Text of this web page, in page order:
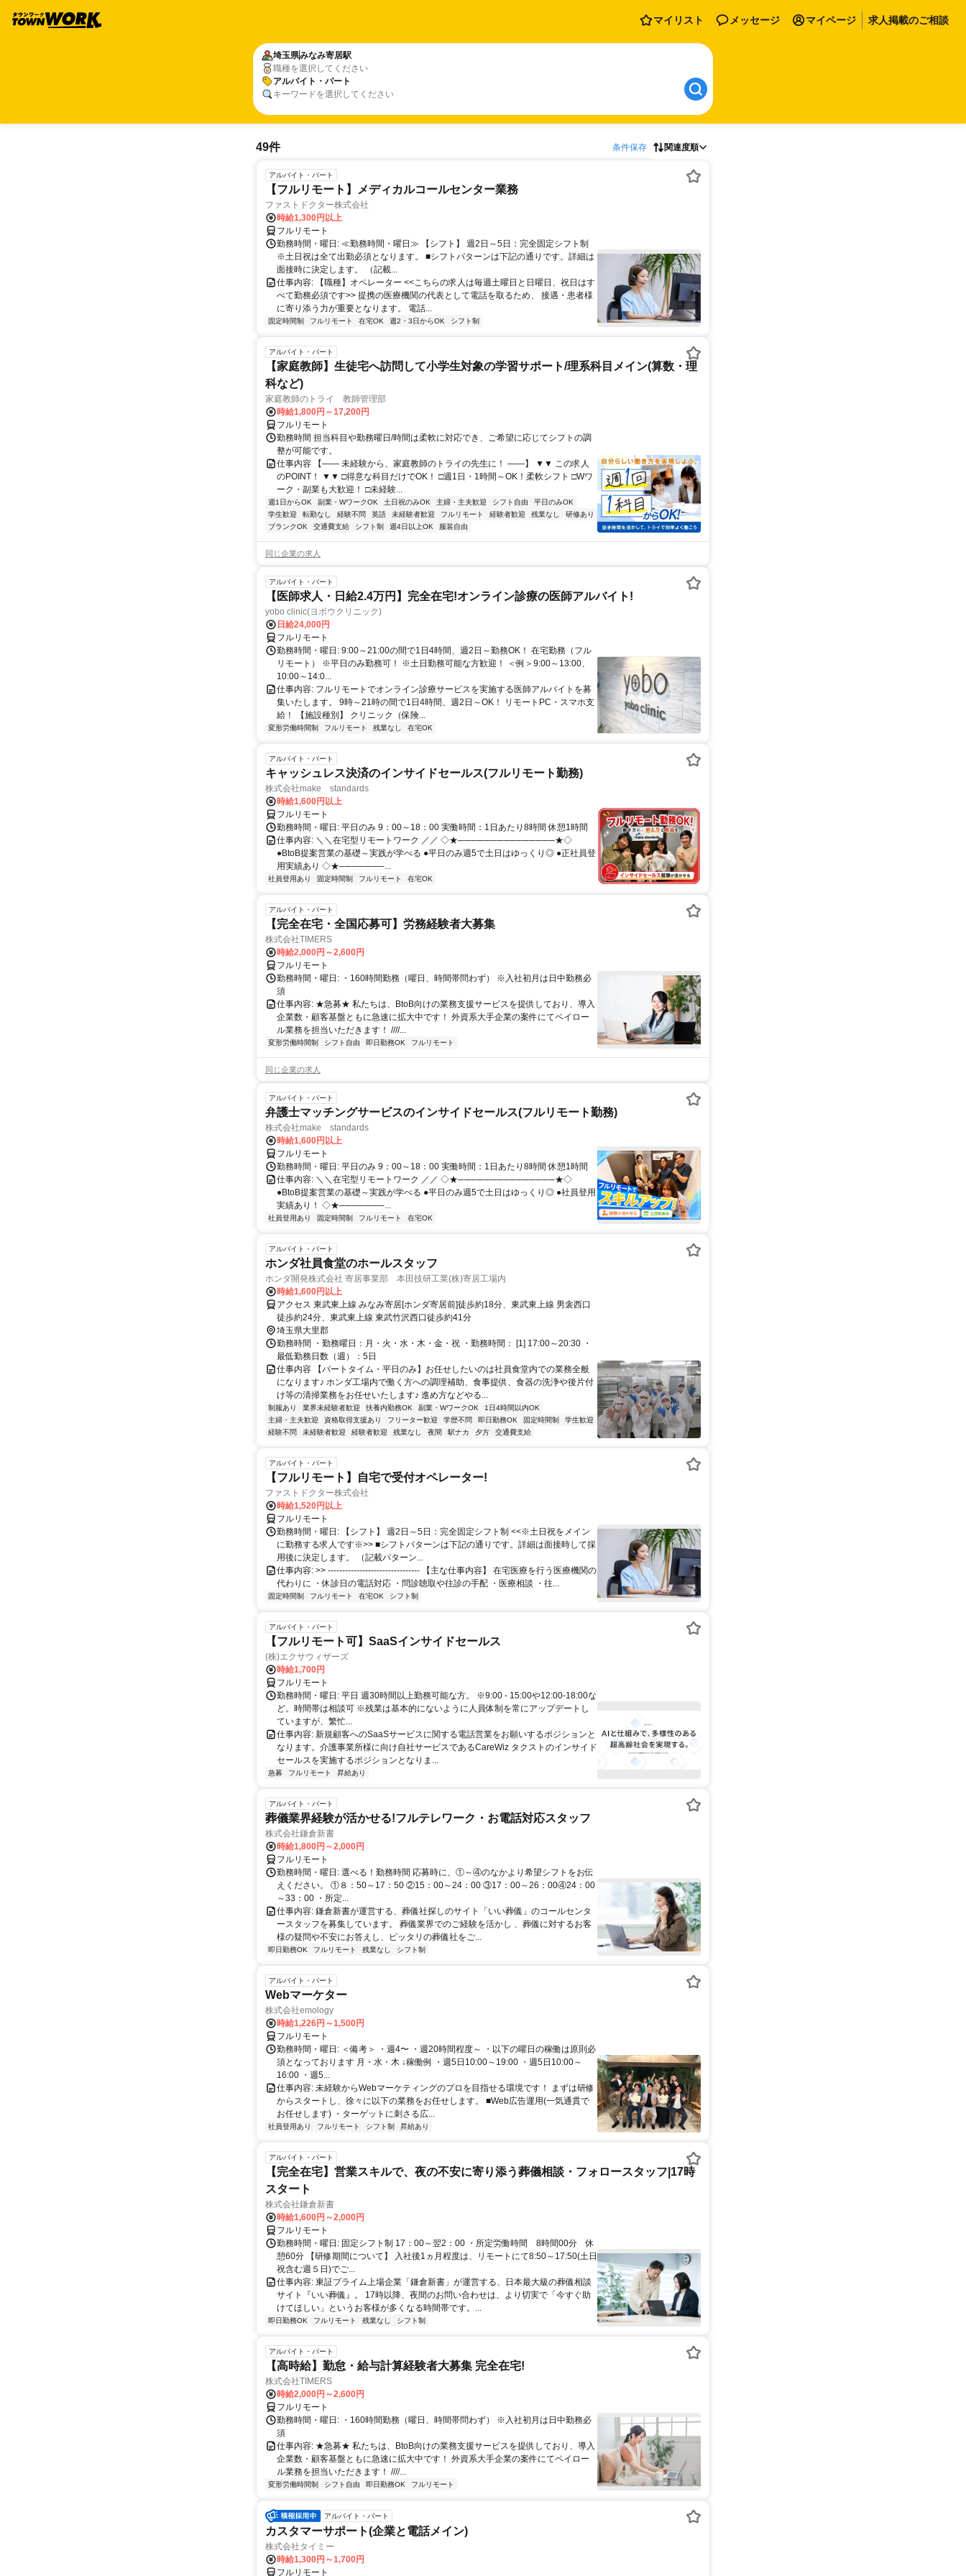
マイリスト メッセージ マイページ 求人掲載のご相談
埼玉県みなみ寄居駅
職種を選択してください
アルバイト・パート
キーワードを選択してください
49件 条件保存 関連度順
アルバイト・パート
【フルリモート】メディカルコールセンター業務
ファストドクター株式会社
時給1,300円以上
フルリモート
勤務時間・曜日: ≪勤務時間・曜日≫ 【シフト】 週2日～5日：完全固定シフト制
※土日祝は全て出勤必須となります。ㅤ ■シフトパターンは下記の通りです。詳細は
面接時に決定します。 （記載...
仕事内容: 【職種】オペレーター <<こちらの求人は毎週土曜日と日曜日、祝日はす
べて勤務必須です>> 提携の医療機関の代表として電話を取るため、 接遇・患者様
に寄り添う力が重要となります。 電話...
固定時間制 フルリモート 在宅OK 週2・3日からOK シフト制
アルバイト・パート
【家庭教師】生徒宅へ訪問して小学生対象の学習サポート/理系科目メイン(算数・理
科など)
家庭教師のトライ 教師管理部
時給1,800円～17,200円
フルリモート
勤務時間 担当科目や勤務曜日/時間は柔軟に対応でき、ご希望に応じてシフトの調
整が可能です。
仕事内容 【―― 未経験から、家庭教師のトライの先生に！ ――】 ▼▼ この求人
のPOINT！ ▼▼ □得意な科目だけでOK！ □週1日・1時間～OK！柔軟シフト □Wワ
ーク・副業も大歓迎！ □未経験...
週1日からOK 副業・WワークOK 土日祝のみOK 主婦・主夫歓迎 シフト自由
平日のみOK
学生歓迎
転勤なし 経験不問 英語 未経験者歓迎 フルリモート 経験者歓迎 残業なし
研修あり
ブランクOK
交通費支給 シフト制 週4日以上OK 服装自由
同じ企業の求人
アルバイト・パート
【医師求人・日給2.4万円】完全在宅!オンライン診療の医師アルバイト!
yobo clinic(ヨボウクリニック)
日給24,000円
フルリモート
勤務時間・曜日: 9:00～21:00の間で1日4時間、週2日～勤務OK！ 在宅勤務（フル
リモート） ※平日のみ勤務可！ ※土日勤務可能な方歓迎！ ＜例＞9:00～13:00、
10:00～14:0...
仕事内容: フルリモートでオンライン診療サービスを実施する医師アルバイトを募
集いたします。 9時～21時の間で1日4時間、週2日～OK！ リモートPC・スマホ支
給！ 【施設種別】 クリニック（保険...
変形労働時間制 フルリモート 残業なし 在宅OK
アルバイト・パート
キャッシュレス決済のインサイドセールス(フルリモート勤務)
株式会社make standards
時給1,600円以上
フルリモート
勤務時間・曜日: 平日のみ 9：00～18：00 実働時間：1日あたり8時間 休憩1時間
仕事内容: ＼＼在宅型リモートワーク ／／ ◇★───────────────★◇
●BtoB提案営業の基礎～実践が学べる ●平日のみ週5で土日はゆっくり◎ ●正社員登
用実績あり ◇★───────...
社員登用あり 固定時間制 フルリモート 在宅OK
アルバイト・パート
【完全在宅・全国応募可】労務経験者大募集
株式会社TIMERS
時給2,000円～2,600円
フルリモート
勤務時間・曜日: ・160時間勤務（曜日、時間帯問わず） ※入社初月は日中勤務必
須
仕事内容: ★急募★ 私たちは、BtoB向けの業務支援サービスを提供しており、導入
企業数・顧客基盤ともに急速に拡大中です！ 外資系大手企業の案件にてペイロー
ル業務を担当いただきます！ ////...
変形労働時間制 シフト自由 即日勤務OK フルリモート
同じ企業の求人
アルバイト・パート
弁護士マッチングサービスのインサイドセールス(フルリモート勤務)
株式会社make standards
時給1,600円以上
フルリモート
勤務時間・曜日: 平日のみ 9：00～18：00 実働時間：1日あたり8時間 休憩1時間
仕事内容: ＼＼在宅型リモートワーク ／／ ◇★───────────────★◇
●BtoB提案営業の基礎～実践が学べる ●平日のみ週5で土日はゆっくり◎ ●社員登用
実績あり！ ◇★───────...
社員登用あり 固定時間制 フルリモート 在宅OK
アルバイト・パート
ホンダ社員食堂のホールスタッフ
ホンダ開発株式会社 寄居事業部 本田技研工業(株)寄居工場内
時給1,600円以上
アクセス 東武東上線 みなみ寄居[ホンダ寄居前]徒歩約18分、東武東上線 男衾西口
徒歩約24分、東武東上線 東武竹沢西口徒歩約41分
埼玉県大里郡
勤務時間 ・勤務曜日：月・火・水・木・金・祝 ・勤務時間： [1] 17:00～20:30 ・
最低勤務日数（週）：5日
仕事内容 【パートタイム・平日のみ】お任せしたいのは社員食堂内での業務全般
になります♪ ホンダ工場内で働く方への調理補助、食事提供、食器の洗浄や後片付
け等の清掃業務をお任せいたします♪ 進め方などやる...
制服あり 業界未経験者歓迎 扶養内勤務OK 副業・WワークOK
1日4時間以内OK
主婦・主夫歓迎
資格取得支援あり フリーター歓迎 学歴不問 即日勤務OK 固定時間制
学生歓迎
経験不問
未経験者歓迎 経験者歓迎 残業なし 夜間 駅ナカ 夕方 交通費支給
アルバイト・パート
【フルリモート】自宅で受付オペレーター!
ファストドクター株式会社
時給1,520円以上
フルリモート
勤務時間・曜日: 【シフト】 週2日～5日：完全固定シフト制 <<※土日祝をメイン
に勤務する求人です※>> ■シフトパターンは下記の通りです。詳細は面接時して採
用後に決定します。 （記載パターン...
仕事内容: >> -------------------------------- 【主な仕事内容】 在宅医療を行う医療機関の
代わりに ・休診日の電話対応 ・問診聴取や往診の手配 ・医療相談 ・往...
固定時間制 フルリモート 在宅OK シフト制
アルバイト・パート
【フルリモート可】SaaSインサイドセールス
(株)エクサウィザーズ
時給1,700円
フルリモート
勤務時間・曜日: 平日 週30時間以上勤務可能な方。 ※9:00 - 15:00や12:00-18:00な
ど。時間帯は相談可 ※残業は基本的にないように人員体制を常にアップデートし
ていますが、繁忙...
仕事内容: 新規顧客へのSaaSサービスに関する電話営業をお願いするポジションと
なります。介護事業所様に向け自社サービスであるCareWiz タクストのインサイド
セールスを実施するポジションとなりま...
急募 フルリモート 昇給あり
アルバイト・パート
葬儀業界経験が活かせる!フルテレワーク・お電話対応スタッフ
株式会社鎌倉新書
時給1,800円～2,000円
フルリモート
勤務時間・曜日: 選べる！勤務時間 応募時に、①～④のなかより希望シフトをお伝
えください。 ①８：50～17：50 ②15：00～24：00 ③17：00～26：00④24：00
～33：00 ・所定...
仕事内容: 鎌倉新書が運営する、葬儀社探しのサイト「いい葬儀」のコールセンタ
ースタッフを募集しています。 葬儀業界でのご経験を活かし 、葬儀に対するお客
様の疑問や不安にお答えし、ピッタリの葬儀社をご...
即日勤務OK フルリモート 残業なし シフト制
アルバイト・パート
Webマーケター
株式会社emology
時給1,226円～1,500円
フルリモート
勤務時間・曜日: ＜備考＞ ・週4〜 ・週20時間程度～ ・以下の曜日の稼働は原則必
須となっております 月・水・木 ↓稼働例 ・週5日10:00～19:00 ・週5日10:00～
16:00 ・週5...
仕事内容: 未経験からWebマーケティングのプロを目指せる環境です！ まずは研修
からスタートし、徐々に以下の業務をお任せします。 ■Web広告運用(一気通貫で
お任せします) ・ターゲットに刺さる広...
社員登用あり フルリモート シフト制 昇給あり
アルバイト・パート
【完全在宅】営業スキルで、夜の不安に寄り添う葬儀相談・フォロースタッフ|17時
スタート
株式会社鎌倉新書
時給1,600円～2,000円
フルリモート
勤務時間・曜日: 固定シフト制 17：00～翌2：00 ・所定労働時間 8時間00分 休
憩60分 【研修期間について】 入社後1ヵ月程度は、リモートにて8:50～17:50(土日
祝含む週５日)でご...
仕事内容: 東証プライム上場企業「鎌倉新書」が運営する、日本最大級の葬儀相談
サイト『いい葬儀』。 17時以降、夜間のお問い合わせは、より切実で「今すぐ助
けてほしい」というお客様が多くなる時間帯です。...
即日勤務OK フルリモート 残業なし シフト制
アルバイト・パート
【高時給】勤怠・給与計算経験者大募集 完全在宅!
株式会社TIMERS
時給2,000円～2,600円
フルリモート
勤務時間・曜日: ・160時間勤務（曜日、時間帯問わず） ※入社初月は日中勤務必
須
仕事内容: ★急募★ 私たちは、BtoB向けの業務支援サービスを提供しており、導入
企業数・顧客基盤ともに急速に拡大中です！ 外資系大手企業の案件にてペイロー
ル業務を担当いただきます！ ////...
変形労働時間制 シフト自由 即日勤務OK フルリモート
アルバイト・パート
カスタマーサポート(企業と電話メイン)
株式会社タイミー
時給1,300円～1,700円
フルリモート